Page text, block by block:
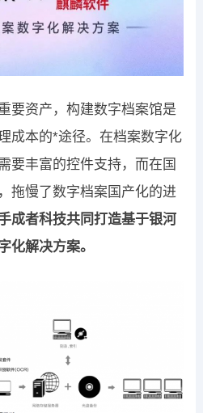
要资产，构建数字档案馆是
成本的*途径。在档案数字化
要丰富的控件支持，而在国
拖慢了数字档案国产化的进
成者科技共同打造基于银河
化解决方案。